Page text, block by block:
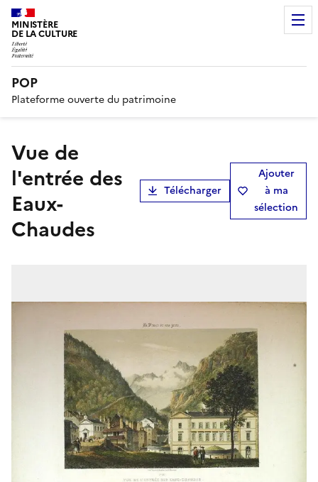
MINISTÈRE
DE LA CULTURE
POP
Plateforme ouverte du patrimoine
Vue de
l'entrée des
Eaux-
Chaudes
Télécharger
Ajouter
à ma
sélection